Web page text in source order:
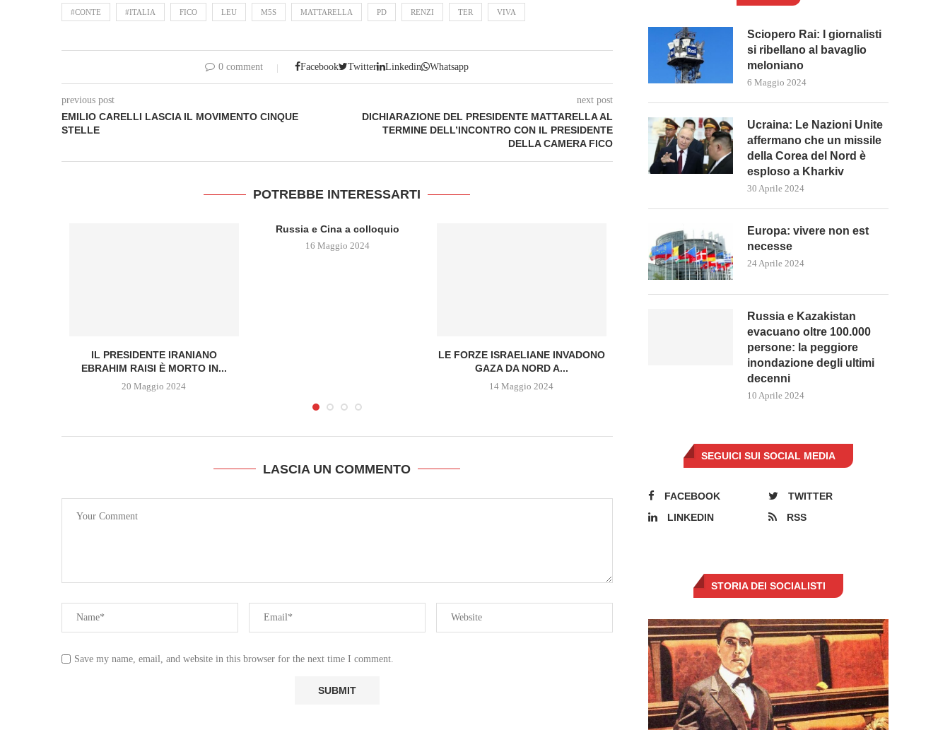
#CONTE #ITALIA FICO LEU M5S MATTARELLA PD RENZI TER VIVA
0 comment Facebook Twitter Linkedin Whatsapp
previous post
EMILIO CARELLI LASCIA IL MOVIMENTO CINQUE
STELLE
next post
DICHIARAZIONE DEL PRESIDENTE MATTARELLA AL
TERMINE DELL’INCONTRO CON IL PRESIDENTE
DELLA CAMERA FICO
POTREBBE INTERESSARTI
IL PRESIDENTE IRANIANO
EBRAHIM RAISI È MORTO IN...
20 Maggio 2024
Russia e Cina a colloquio
16 Maggio 2024
LE FORZE ISRAELIANE INVADONO
GAZA DA NORD A...
14 Maggio 2024
PUTIN MINACCIA UNO SCONTRO
GLOBALE MENTRE LA RUSSIA...
ISRAELE SI PREPARA
L’INVASIONE DI RAFAH
LASCIA UN COMMENTO
Save my name, email, and website in this browser for the next time I comment.
Sciopero Rai: I giornalisti
si ribellano al bavaglio
meloniano
6 Maggio 2024
Ucraina: Le Nazioni Unite
affermano che un missile
della Corea del Nord è
esploso a Kharkiv
30 Aprile 2024
Europa: vivere non est
necesse
24 Aprile 2024
Russia e Kazakistan
evacuano oltre 100.000
persone: la peggiore
inondazione degli ultimi
decenni
10 Aprile 2024
SEGUICI SUI SOCIAL MEDIA
FACEBOOK
TWITTER
LINKEDIN
RSS
STORIA DEI SOCIALISTI